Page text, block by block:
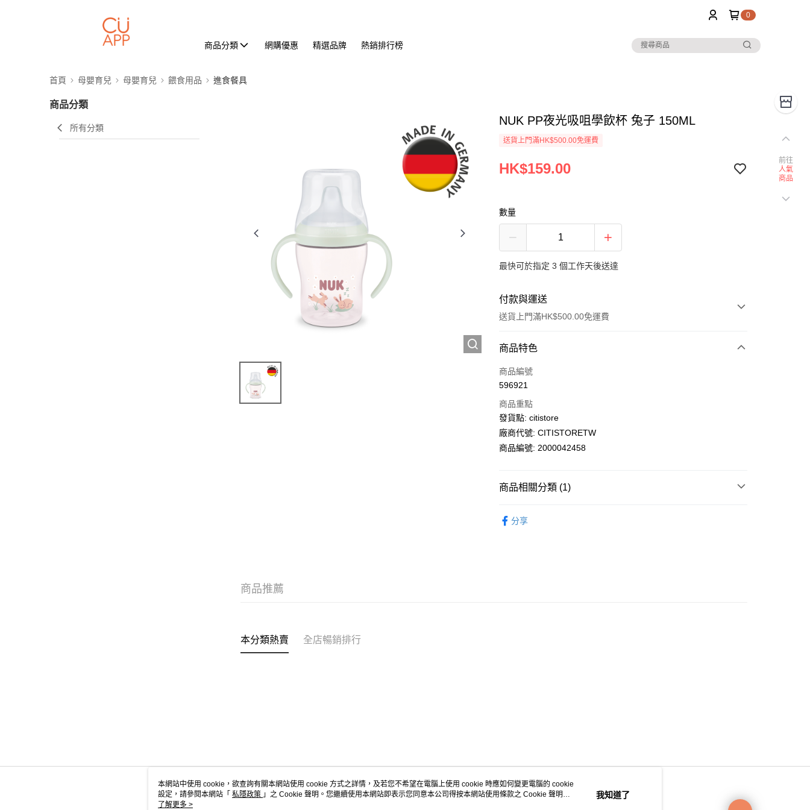
0
商品分類 網購優惠 精選品牌 熱銷排行榜
首頁 母嬰育兒 母嬰育兒 餵食用品 進食餐具
商品分類
所有分類
NUK PP夜光吸咀學飲杯 兔子 150ML
送貨上門滿HK$500.00免運費
HK$159.00
數量
最快可於指定 3 個工作天後送達
付款與運送
送貨上門滿HK$500.00免運費
付款方式
信用卡
PayMe
WeChat Pay
每筆HK$100.00，滿HK$500.00或以上免運費
商品特色
商品編號
596921
商品重點
發貨點: citistore
廠商代號: CITISTORETW
商品編號: 2000042458
商品相關分類 (1)
分享
商品推薦
本分類熱賣 全店暢銷排行
關於我們 客戶服務
前往
人氣
商品
本網站中使用 cookie，欲查詢有關本網站使用 cookie 方式之詳情，及若您不希望在電腦上使用 cookie 時應如何變更電腦的 cookie
設定，請參閱本網站「 私隱政策 」之 Cookie 聲明。您繼續使用本網站即表示您同意本公司得按本網站使用條款之 Cookie 聲明使
用 cookie。
了解更多 >
我知道了